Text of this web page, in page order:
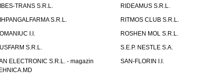
TRANS S.R.L.
RIDEAMUS S.R.L.
S.R.L.
RITMOS CLUB S.R.L.
I.I.
ROSHEN MOL S.R.L.
S.R.L.
S.E.P. NESTLE S.A.
ELECTRONIC S.R.L. - magazin
SAN-FLORIN I.I.